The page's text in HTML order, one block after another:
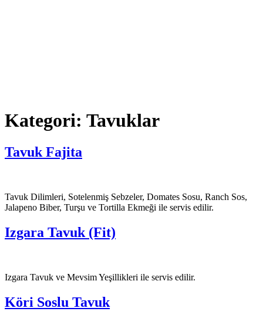
Kategori: Tavuklar
Tavuk Fajita
Tavuk Dilimleri, Sotelenmiş Sebzeler, Domates Sosu, Ranch Sos,
Jalapeno Biber, Turşu ve Tortilla Ekmeği ile servis edilir.
Izgara Tavuk (Fit)
Izgara Tavuk ve Mevsim Yeşillikleri ile servis edilir.
Köri Soslu Tavuk